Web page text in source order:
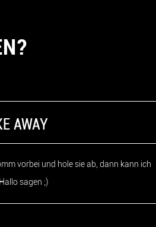
AWAY
vorbei und hole sie ab, dann kann ich
sagen ;)